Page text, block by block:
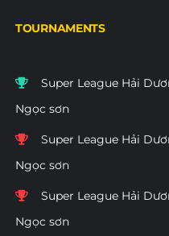
TOURNAMENTS
Super League Hải
Ngọc sơn
Super League Hải
Ngọc sơn
Super League Hải
Ngọc sơn